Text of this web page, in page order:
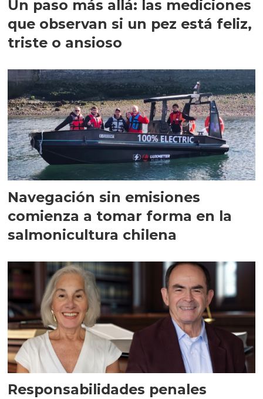
Un paso más allá: las mediciones
que observan si un pez está feliz,
triste o ansioso
Navegación sin emisiones
comienza a tomar forma en la
salmonicultura chilena
Responsabilidades penales